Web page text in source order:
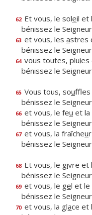
62 Et vous, le soleil et
bénissez le
63 et vous, les astres
bénissez le
64 vous toutes, pluies
bénissez le
65 Vous tous, souffles
bénissez le
66 et vous, le feu et la
bénissez le
67 et vous, la fraîcheu
bénissez le
68 Et vous, le givre et
bénissez le
69 et vous, le gel et le
bénissez le
70 et vous, la glace et